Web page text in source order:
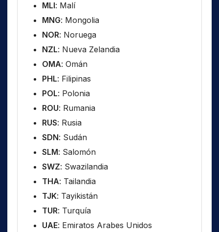
MLI: Malí
MNG: Mongolia
NOR: Noruega
NZL: Nueva Zelandia
OMA: Omán
PHL: Filipinas
POL: Polonia
ROU: Rumania
RUS: Rusia
SDN: Sudán
SLM: Salomón
SWZ: Swazilandia
THA: Tailandia
TJK: Tayikistán
TUR: Turquía
UAE: Emiratos Arabes Unidos